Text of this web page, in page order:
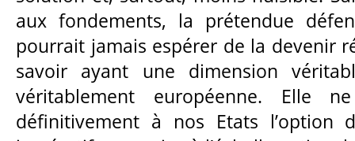
aux fondements, la prétendue
pourrait jamais espérer de la devenir
savoir ayant une dimension
véritablement européenne. Elle
définitivement à nos Etats l’option